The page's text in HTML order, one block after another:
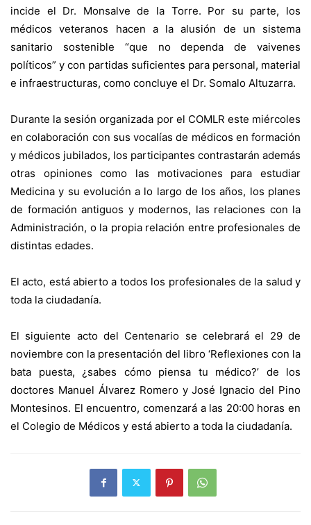
incide el Dr. Monsalve de la Torre. Por su parte, los
médicos veteranos hacen a la alusión de un sistema
sanitario sostenible “que no dependa de vaivenes
políticos” y con partidas suficientes para personal, material
e infraestructuras, como concluye el Dr. Somalo Altuzarra.
Durante la sesión organizada por el COMLR este miércoles
en colaboración con sus vocalías de médicos en formación
y médicos jubilados, los participantes contrastarán además
otras opiniones como las motivaciones para estudiar
Medicina y su evolución a lo largo de los años, los planes
de formación antiguos y modernos, las relaciones con la
Administración, o la propia relación entre profesionales de
distintas edades.
El acto, está abierto a todos los profesionales de la salud y
toda la ciudadanía.
El siguiente acto del Centenario se celebrará el 29 de
noviembre con la presentación del libro ‘Reflexiones con la
bata puesta, ¿sabes cómo piensa tu médico?’ de los
doctores Manuel Álvarez Romero y José Ignacio del Pino
Montesinos. El encuentro, comenzará a las 20:00 horas en
el Colegio de Médicos y está abierto a toda la ciudadanía.